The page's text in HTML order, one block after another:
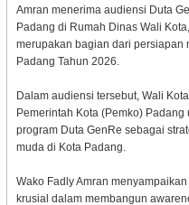
Amran menerima audiensi Duta
Padang di Rumah Dinas Wali
merupakan bagian dari persiapan
Padang Tahun 2026.
Dalam audiensi tersebut, Wali
Pemerintah Kota (Pemko)
program Duta GenRe sebagai
muda di Kota Padang.
Wako Fadly Amran
krusial dalam membangun